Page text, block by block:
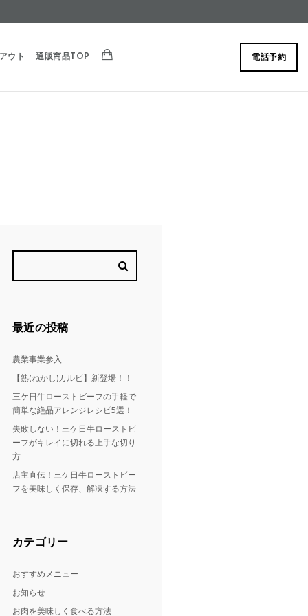
電話予約
ウト 通販商品TOP
最近の投稿
農業事業参入
【熟(ねかし)カルビ】新登場！！
三ケ日牛ローストビーフの手軽で
簡単な絶品アレンジレシピ5選！
失敗しない！三ケ日牛ローストビ
ーフがキレイに切れる上手な切り
方
店主直伝！三ケ日牛ローストビー
フを美味しく保存、解凍する方法
カテゴリー
おすすめメニュー
お知らせ
お肉を美味しく食べる方法